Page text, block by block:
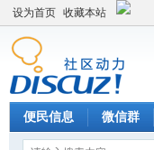
设为首页 收藏本站
便民信息 微信群